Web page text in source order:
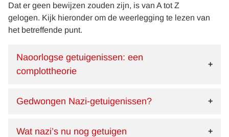
Dat er geen bewijzen zouden zijn, is van A tot Z
gelogen. Kijk hieronder om de weerlegging te lezen van
het betreffende punt.
Naoorlogse getuigenissen: een
complottheorie
Gedwongen Nazi-getuigenissen?
Wat nazi’s nu nog getuigen